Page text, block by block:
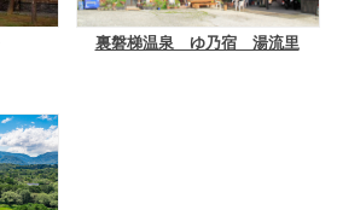
裏磐梯温泉 ゆ乃宿 湯流里